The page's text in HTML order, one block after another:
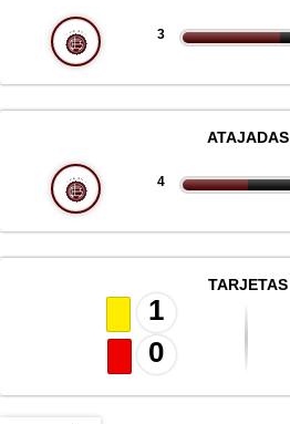
3
ATAJADAS
4
TARJETAS
1
0